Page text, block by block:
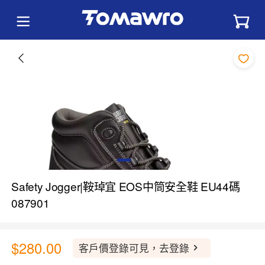
Safety Jogger|鞍琸宜 EOS中筒安全鞋 EU44碼
087901
$280.00 客戶價登錄可見，去登錄